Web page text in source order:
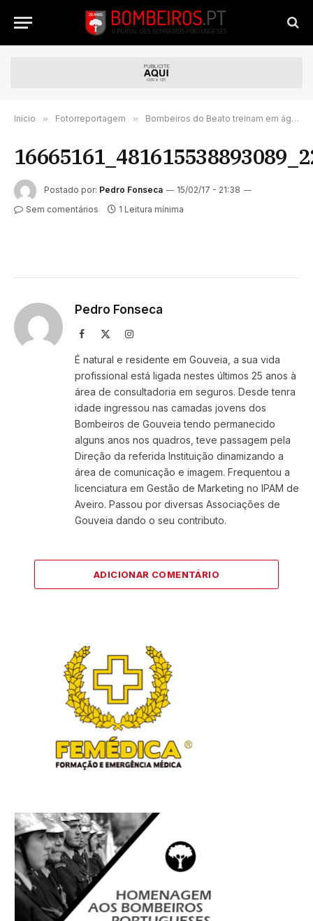
Início » Fotorreportagem » Bombeiros do Beato treinam em águas bravas no rio Minho | FOTORREPORTAGEM
Postado por: Pedro Fonseca
15/02/17 - 21:38
Sem comentários
1 Leitura mínima
Pedro Fonseca
Facebook Instagram
É natural e residente em Gouveia, a sua vida
profissional está ligada nestes últimos 25 anos à
área de consultadoria em seguros. Desde tenra
idade ingressou nas camadas jovens dos
Bombeiros de Gouveia tendo permanecido
alguns anos nos quadros, teve passagem pela
Direção da referida Instituição dinamizando a
área de comunicação e imagem. Frequentou a
licenciatura em Gestão de Marketing no IPAM de
Aveiro. Passou por diversas Associações de
Gouveia dando o seu contributo.
ADICIONAR COMENTÁRIO